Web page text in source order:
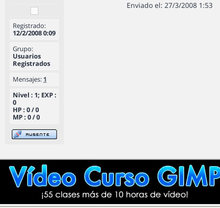
Registrado:
12/2/2008 0:09
Grupo:
Usuarios
Registrados
Mensajes: 1
Nivel : 1; EXP :
0
HP : 0 / 0
MP : 0 / 0
Enviado el: 27/3/2008 1:53